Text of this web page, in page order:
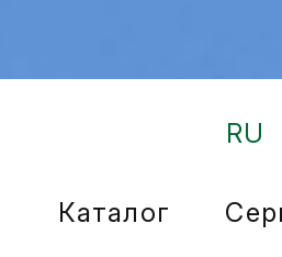
Каталог
RU